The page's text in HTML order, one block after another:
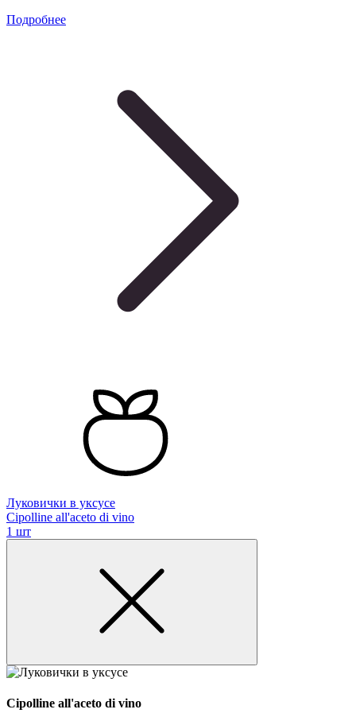
Подробнее
Луковички в уксусе
Cipolline all'aceto di vino
1 шт
Cipolline all'aceto di vino